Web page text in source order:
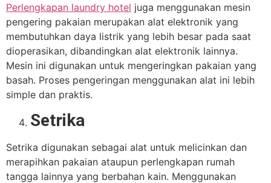
Perlengkapan laundry hotel juga menggunakan mesin
pengering pakaian merupakan alat elektronik yang
membutuhkan daya listrik yang lebih besar pada saat
dioperasikan, dibandingkan alat elektronik lainnya.
Mesin ini digunakan untuk mengeringkan pakaian yang
basah. Proses pengeringan menggunakan alat ini lebih
simple dan praktis.
Setrika
Setrika digunakan sebagai alat untuk melicinkan dan
merapihkan pakaian ataupun perlengkapan rumah
tangga lainnya yang berbahan kain. Menggunakan